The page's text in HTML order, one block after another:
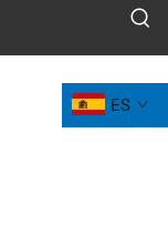
ES